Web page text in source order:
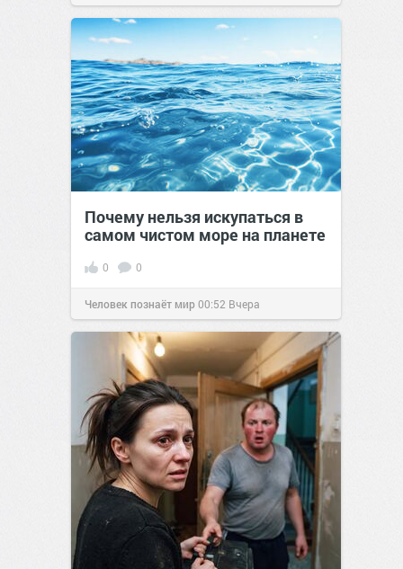
Почему нельзя искупаться в
самом чистом море на планете
0 0
Человек познаёт мир00:52 Вчера